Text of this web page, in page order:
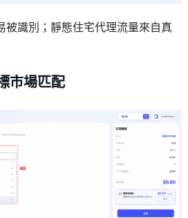
被識別；靜態住宅代理流量來自真
市場匹配